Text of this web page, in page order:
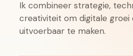
Ik combineer strategie,
creativiteit om digitale
uitvoerbaar te maken.